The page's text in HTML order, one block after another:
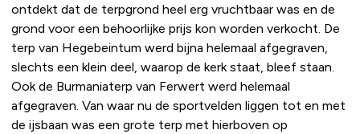
ontdekt dat de terpgrond heel erg vruchtbaar was en de
grond voor een behoorlijke prijs kon worden verkocht. De
terp van Hegebeintum werd bijna helemaal afgegraven,
slechts een klein deel, waarop de kerk staat, bleef staan.
Ook de Burmaniaterp van Ferwert werd helemaal
afgegraven. Van waar nu de sportvelden liggen tot en met
de ijsbaan was een grote terp met hierboven op